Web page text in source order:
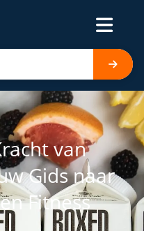
van
Gids naar
Fitness